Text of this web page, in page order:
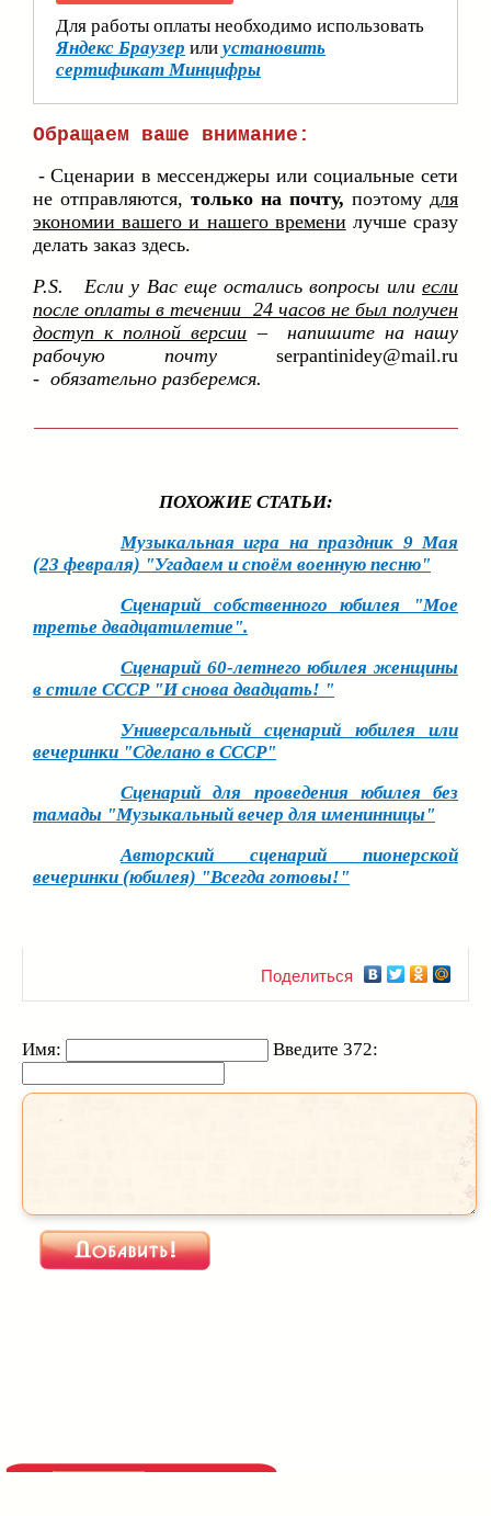
Для работы оплаты необходимо использовать
Яндекс Браузер или установить
сертификат Минцифры
Обращаем ваше внимание:
- Сценарии в мессенджеры или социальные сети
не отправляются, только на почту, поэтому для
экономии вашего и нашего времени лучше сразу
делать заказ здесь.
P.S. Если у Вас еще остались вопросы или если
после оплаты в течении 24 часов не был получен
доступ к полной версии –
напишите на нашу
рабочую почту serpantinidey@mail.ru
- обязательно разберемся.
ПОХОЖИЕ СТАТЬИ:
Музыкальная игра на праздник 9 Мая
(23 февраля) "Угадаем и споём военную песню"
Сценарий собственного юбилея "Мое
третье двадцатилетие".
Сценарий 60-летнего юбилея женщины
в стиле СССР "И снова двадцать! "
Универсальный сценарий юбилея или
вечеринки "Сделано в СССР"
Сценарий для проведения юбилея без
тамады "Музыкальный вечер для именинницы"
Авторский сценарий пионерской
вечеринки (юбилея) "Всегда готовы!"
Поделиться
Имя: Введите 372: